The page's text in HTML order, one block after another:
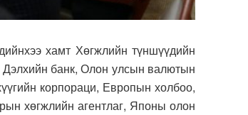
хамт Хөгжлийн түншүүдийн
Дэлхийн банк, Олон улсын валютын
корпораци, Европын холбоо,
хөгжлийн агентлаг, Японы олон